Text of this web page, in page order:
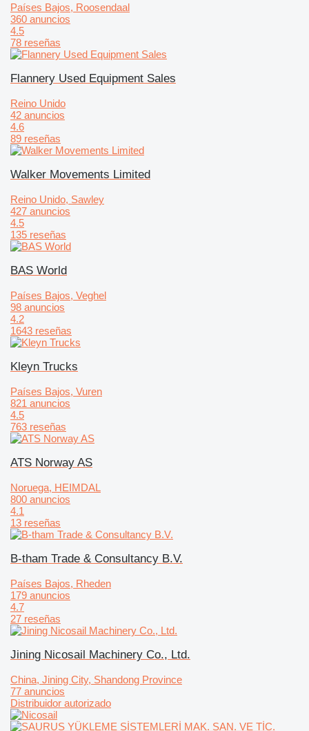
Países Bajos, Roosendaal
360 anuncios
4.5
78 reseñas
Flannery Used Equipment Sales
Reino Unido
42 anuncios
4.6
89 reseñas
Walker Movements Limited
Reino Unido, Sawley
427 anuncios
4.5
135 reseñas
BAS World
Países Bajos, Veghel
98 anuncios
4.2
1643 reseñas
Kleyn Trucks
Países Bajos, Vuren
821 anuncios
4.5
763 reseñas
ATS Norway AS
Noruega, HEIMDAL
800 anuncios
4.1
13 reseñas
B-tham Trade & Consultancy B.V.
Países Bajos, Rheden
179 anuncios
4.7
27 reseñas
Jining Nicosail Machinery Co., Ltd.
China, Jining City, Shandong Province
77 anuncios
Distribuidor autorizado